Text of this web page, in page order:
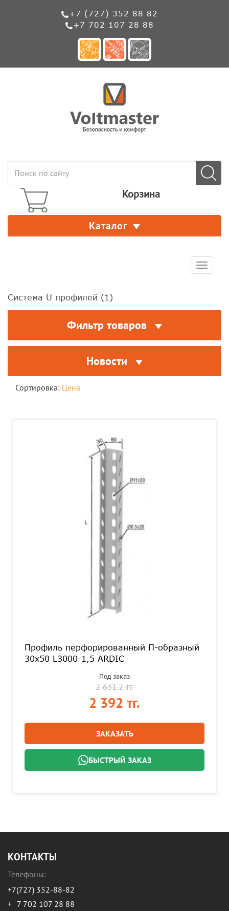
+7 (727) 352 88 82
+7 702 107 28 88
Корзина
Каталог
Toggle
Система U профилей (1 )
Фильтр товаров
Новости
Сортировка: Цена
Профиль перфорированный П-образный
30х50 L3000-1,5 ARDIC
Под заказ
2 631.2 тг.
2 392 тг.
ЗАКАЗАТЬ
БЫСТРЫЙ ЗАКАЗ
КОНТАКТЫ
Телефоны:
+7(727) 352-88-82
+ 7 702 107 28 88